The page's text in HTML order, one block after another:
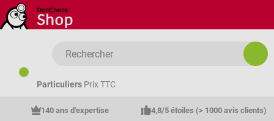
Passer au contenu principal
Particuliers Prix TTC
140 ans d'expertise 4,8/5 étoiles (> 1000 avis clients)